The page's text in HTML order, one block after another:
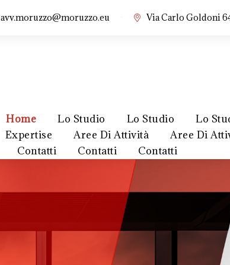
avv.moruzzo@moruzzo.eu Via Carlo Goldoni
Home Lo Studio Lo Studio Lo
Expertise Aree Di Attività Aree Di
Contatti Contatti Contatti